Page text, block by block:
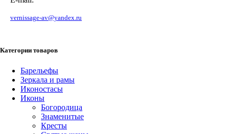
vernissage-av@yandex.ru
Категории товаров
Барельефы
Зеркала и рамы
Иконостасы
Иконы
Богородица
Знаменитые
Кресты